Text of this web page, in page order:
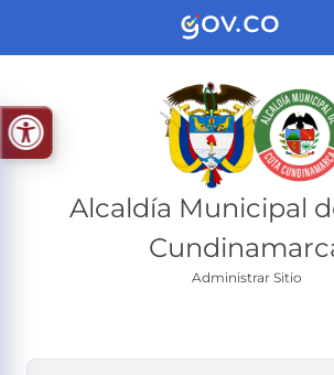
Alcaldía Municipal
Administrar Sitio